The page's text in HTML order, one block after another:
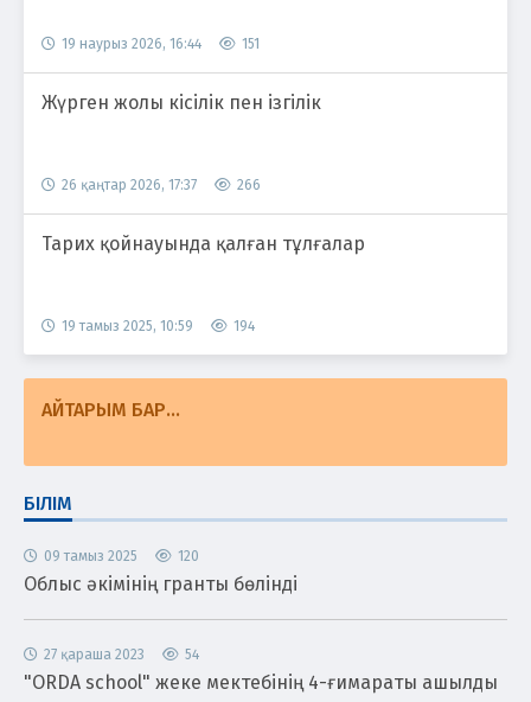
19 наурыз 2026, 16:44 151
Жүрген жолы кісілік пен ізгілік
26 қаңтар 2026, 17:37 266
Тарих қойнауында қалған тұлғалар
19 тамыз 2025, 10:59 194
АЙТАРЫМ БАР...
БІЛІМ
09 тамыз 2025 120
Облыс әкімінің гранты бөлінді
27 қараша 2023 54
"ORDA school" жеке мектебінің 4-ғимараты ашылды